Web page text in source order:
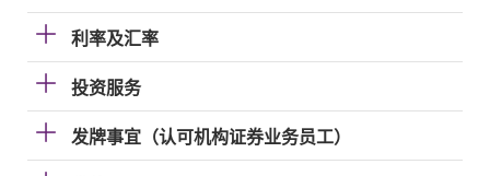
利率及汇率
投资服务
发牌事宜（认可机构证券业务员工）